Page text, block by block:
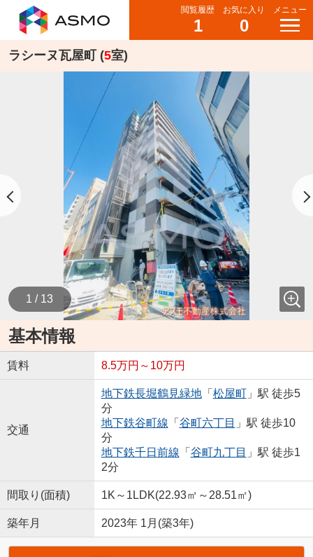
閲覧履歴
1
お気に入り
0
メニュー
ラシーヌ瓦屋町 (5室)
1 / 13
基本情報
賃料 8.5万円～10万円
交通
地下鉄長堀鶴見緑地「 松屋町」駅 徒歩5
分
地下鉄谷町線 「 谷町六丁目 」駅 徒歩10
分
地下鉄千日前線 「 谷町九丁目 」駅 徒歩1
2分
間取り(面積) 1K～1LDK(22.93㎡～28.51㎡)
築年月 2023年 1月(築3年)